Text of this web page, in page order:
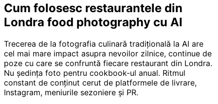
Cum folosesc restaurantele din
Londra food photography cu AI
Trecerea de la fotografia culinară tradițională la AI are
cel mai mare impact asupra nevoilor zilnice, continue de
poze cu care se confruntă fiecare restaurant din Londra.
Nu ședința foto pentru cookbook-ul anual. Ritmul
constant de conținut cerut de platformele de livrare,
Instagram, meniurile sezoniere și PR.